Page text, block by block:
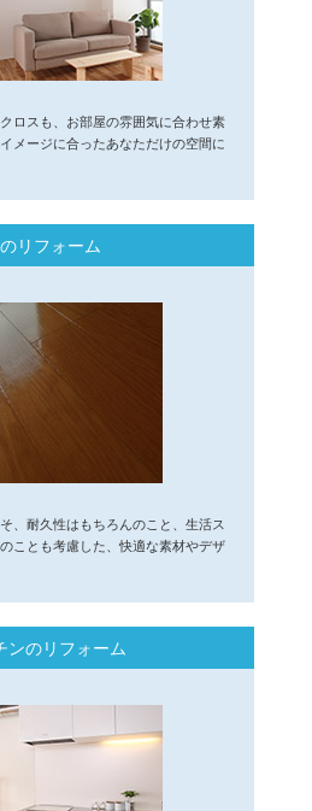
ロスも、お部屋の雰囲気に合わせ素
メージに合ったあなただけの空間に
リフォーム
、耐久性はもちろんのこと、生活ス
ことも考慮した、快適な素材やデザ
ンのリフォーム